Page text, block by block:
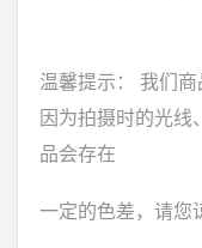
温馨提示： 我们
因为拍摄时的光线
品会存在
一定的色差，请您